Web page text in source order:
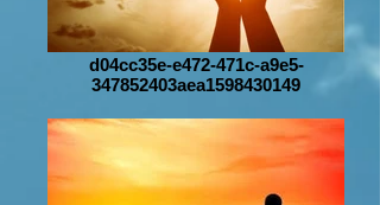
d04cc35e-e472-471c-a9e5-
347852403aea1598430149